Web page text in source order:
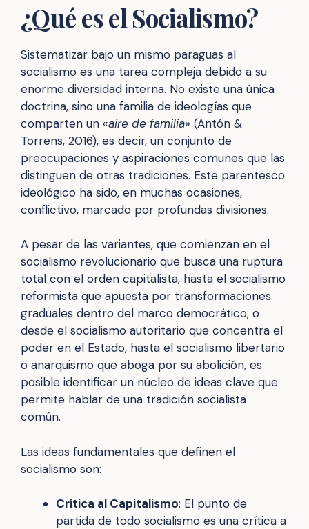
¿Qué es el Socialismo?
Sistematizar bajo un mismo paraguas al
socialismo es una tarea compleja debido a su
enorme diversidad interna. No existe una única
doctrina, sino una familia de ideologías que
comparten un «aire de familia» (Antón &
Torrens, 2016), es decir, un conjunto de
preocupaciones y aspiraciones comunes que las
distinguen de otras tradiciones. Este parentesco
ideológico ha sido, en muchas ocasiones,
conflictivo, marcado por profundas divisiones.
A pesar de las variantes, que comienzan en el
socialismo revolucionario que busca una ruptura
total con el orden capitalista, hasta el socialismo
reformista que apuesta por transformaciones
graduales dentro del marco democrático; o
desde el socialismo autoritario que concentra el
poder en el Estado, hasta el socialismo libertario
o anarquismo que aboga por su abolición, es
posible identificar un núcleo de ideas clave que
permite hablar de una tradición socialista
común.
Las ideas fundamentales que definen el
socialismo son:
Crítica al Capitalismo: El punto de
partida de todo socialismo es una crítica a